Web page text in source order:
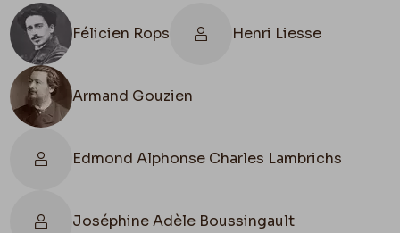
Écris à Gouzien, je le préviendrai.
Rien de nouveau très occupé au galop & à toi.
Fely
Félicien Rops Henri Liesse
Armand Gouzien
Edmond Alphonse Charles Lambrichs
Joséphine Adèle Boussingault